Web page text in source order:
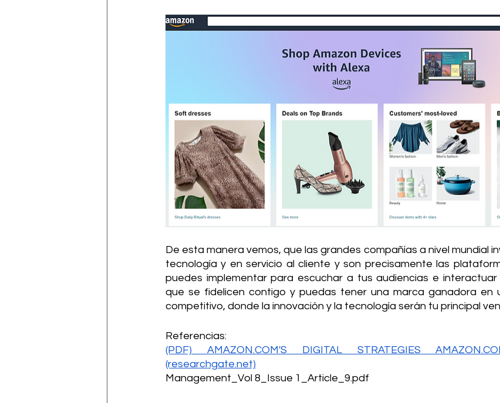
De esta manera vemos, que las grandes compañías a nivel mundial
tecnología y en servicio al cliente y son precisamente las
puedes implementar para escuchar a tus audiencias e interactuar
que se fidelicen contigo y puedas tener una marca ganadora en
competitivo, donde la innovación y la tecnología serán tu principal
Referencias:
(PDF) AMAZON.COM'S DIGITAL STRATEGIES
(researchgate.net)
Management_Vol 8_Issue 1_Article_9.pdf